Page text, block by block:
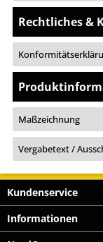
Rechtliches &
Maßzeichnung
Vergabetext /
Kundenservice
Informationen